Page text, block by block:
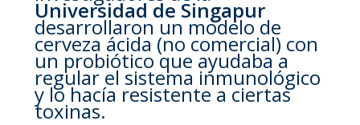
Universidad de Singapur
desarrollaron un modelo de
cerveza ácida (no comercial) con
un probiótico que ayudaba a
regular el sistema inmunológico
y lo hacía resistente a ciertas
toxinas.